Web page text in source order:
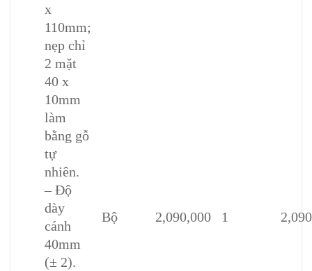
x
110mm;
nẹp chỉ
2 mặt
40 x
10mm
làm
bằng gỗ
tự
nhiên.
– Độ
dày
cánh
40mm
(± 2).
Bộ 2,090,000 1